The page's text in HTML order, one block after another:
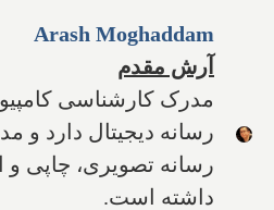
Arash Moghaddam
آرش مقدم
مدرک کارشناسی
رسانه تصویری، چاپی و
داشته است.